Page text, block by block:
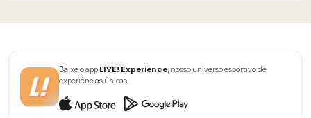
Baixe o appLIVE! Experience, nosso universo esportivo de
experiências únicas.